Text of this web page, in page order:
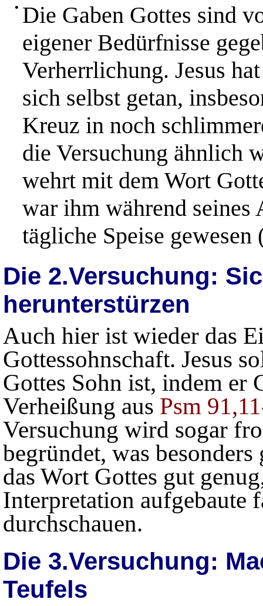
• Die Gaben Gottes sind
eigener Bedürfnisse
Verherrlichung. Jesus
sich selbst getan,
Kreuz in noch
die Versuchung ähnlich
wehrt mit dem Wort
war ihm während seines
tägliche Speise
Die 2.Versuchung:
herunterstürzen
Auch hier ist wieder das
Gottessohnschaft. Jesus
Gottes Sohn ist, indem er
Verheißung aus Psm
Versuchung wird sogar
begründet, was
das Wort Gottes gut
Interpretation aufgebaute
durchschauen.
Die 3.Versuchung:
Teufels